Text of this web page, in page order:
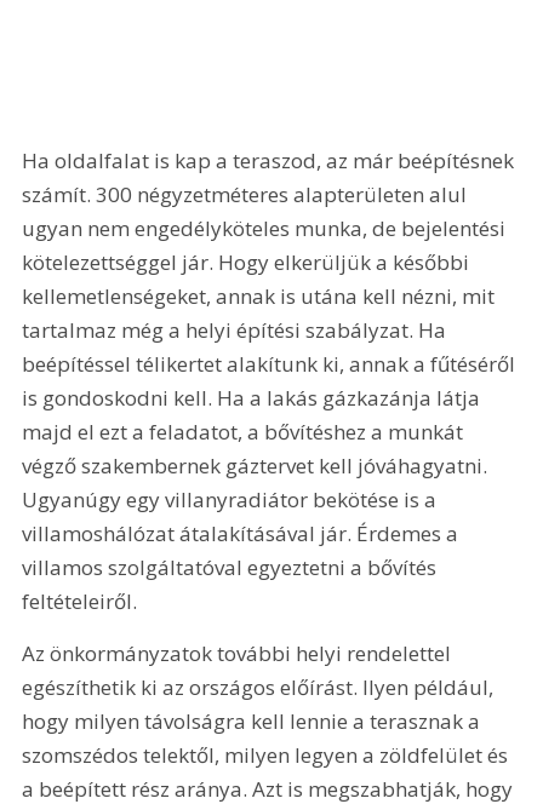
Ha oldalfalat is kap a teraszod, az már beépítésnek
számít. 300 négyzetméteres alapterületen alul
ugyan nem engedélyköteles munka, de bejelentési
kötelezettséggel jár. Hogy elkerüljük a későbbi
kellemetlenségeket, annak is utána kell nézni, mit
tartalmaz még a helyi építési szabályzat. Ha
beépítéssel télikertet alakítunk ki, annak a fűtéséről
is gondoskodni kell. Ha a lakás gázkazánja látja
majd el ezt a feladatot, a bővítéshez a munkát
végző szakembernek gáztervet kell jóváhagyatni.
Ugyanúgy egy villanyradiátor bekötése is a
villamoshálózat átalakí­tásával jár. Érdemes a
villamos szolgáltatóval egyeztetni a bővítés
feltételeiről.
Az önkormányzatok további helyi rendelettel
egészíthetik ki az országos előírást. Ilyen például,
hogy milyen távolságra kell lennie a terasznak a
szomszédos telektől, milyen legyen a zöldfelület és
a beépített rész aránya. Azt is megszabhatják, hogy